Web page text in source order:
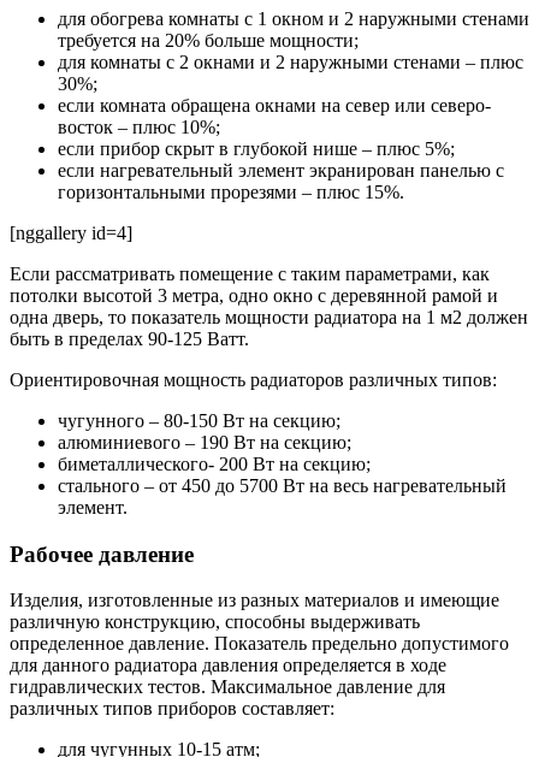
для обогрева комнаты с 1 окном и 2 наружными стенами
требуется на 20% больше мощности;
для комнаты с 2 окнами и 2 наружными стенами – плюс
30%;
если комната обращена окнами на север или северо-
восток – плюс 10%;
если прибор скрыт в глубокой нише – плюс 5%;
если нагревательный элемент экранирован панелью с
горизонтальными прорезями – плюс 15%.
[nggallery id=4]
Если рассматривать помещение с таким параметрами, как
потолки высотой 3 метра, одно окно с деревянной рамой и
одна дверь, то показатель мощности радиатора на 1 м2 должен
быть в пределах 90-125 Ватт.
Ориентировочная мощность радиаторов различных типов:
чугунного – 80-150 Вт на секцию;
алюминиевого – 190 Вт на секцию;
биметаллического- 200 Вт на секцию;
стального – от 450 до 5700 Вт на весь нагревательный
элемент.
Рабочее давление
Изделия, изготовленные из разных материалов и имеющие
различную конструкцию, способны выдерживать
определенное давление. Показатель предельно допустимого
для данного радиатора давления определяется в ходе
гидравлических тестов. Максимальное давление для
различных типов приборов составляет:
для чугунных 10-15 атм;